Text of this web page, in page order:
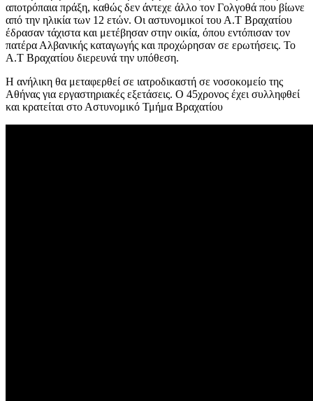
αποτρόπαια πράξη, καθώς δεν άντεχε άλλο τον Γολγοθά που βίωνε
από την ηλικία των 12 ετών. Οι αστυνομικοί του Α.Τ Βραχατίου
έδρασαν τάχιστα και μετέβησαν στην οικία, όπου εντόπισαν τον
πατέρα Αλβανικής καταγωγής και προχώρησαν σε ερωτήσεις. Το
Α.Τ Βραχατίου διερευνά την υπόθεση.
Η ανήλικη θα μεταφερθεί σε ιατροδικαστή σε νοσοκομείο της
Αθήνας για εργαστηριακές εξετάσεις. Ο 45χρονος έχει συλληφθεί
και κρατείται στο Αστυνομικό Τμήμα Βραχατίου